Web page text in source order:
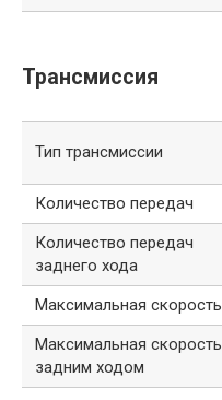
Трансмиссия
Тип трансмиссии
Количество передач
Количество передач
заднего хода
Максимальная скорость
Максимальная скорость
задним ходом